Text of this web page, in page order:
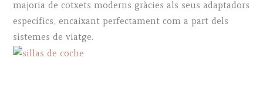
majoria de cotxets moderns gràcies als seus adaptadors
específics, encaixant perfectament com a part dels
sistemes de viatge.